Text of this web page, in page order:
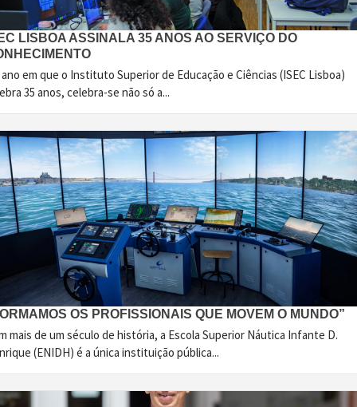
LISBOA ASSINALA 35 ANOS AO SERVIÇO DO
em que o Instituto Superior de Educação e Ciências (ISEC Lisboa)
35 anos, celebra-se não só a...
OS PROFISSIONAIS QUE MOVEM O MUNDO”
mais de um século de história, a Escola Superior Náutica Infante D.
(ENIDH) é a única instituição pública...